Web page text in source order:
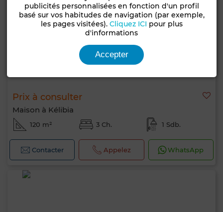
Prix à consulter
Maison à Kélibia
120 m² 3 Ch. 1 Sdb.
Contacter Appelez WhatsApp
publicités personnalisées en fonction d'un profil
basé sur vos habitudes de navigation (par exemple,
les pages visitées). Cliquez ICI pour plus
d'informations
Accepter